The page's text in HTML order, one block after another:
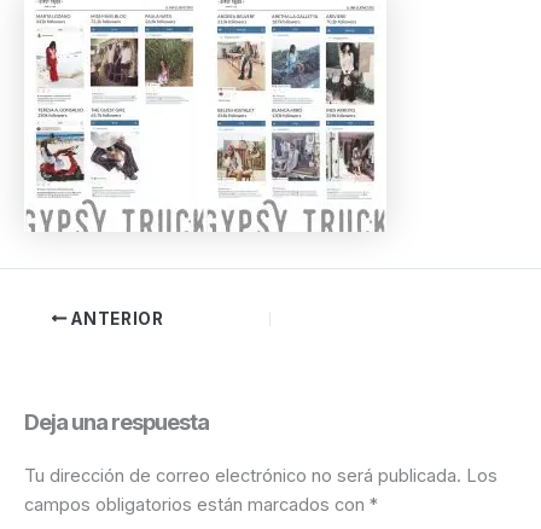
ANTERIOR
Deja una respuesta
Tu dirección de correo electrónico no será publicada. Los
campos obligatorios están marcados con *